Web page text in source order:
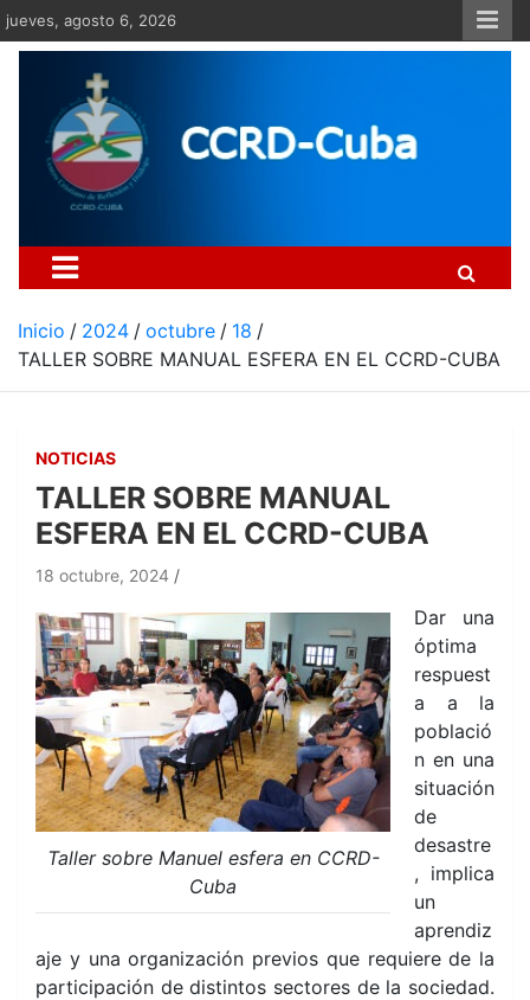
Saltar
al
jueves, agosto 6, 2026
Inicio 2024 octubre
18
TALLER SOBRE MANUAL ESFERA EN EL CCRD-CUBA
NOTICIAS
TALLER SOBRE MANUAL
ESFERA EN EL CCRD-CUBA
18 octubre, 2024
Taller sobre Manuel esfera en CCRD-
Cuba
Dar una
óptima
respuest
a a la
població
n en una
situación
de
desastre
, implica
un
aprendiz
aje y una organización previos que requiere de la
participación de distintos sectores de la sociedad.